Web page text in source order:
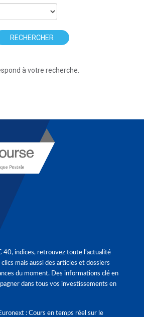
RECHERCHER
à votre recherche.
40, indices, retrouvez toute l'actualité
mais aussi des articles et dossiers
du moment. Des informations clé en
dans tous vos investissements en
: Cours en temps réel sur le